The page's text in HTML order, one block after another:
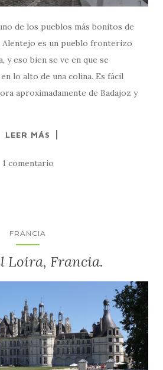
de los pueblos más bonitos de
Alentejo es un pueblo fronterizo
y eso bien se ve en que se
lo alto de una colina. Es fácil
aproximadamente de Badajoz y
LEER MÁS
1 comentario
FRANCIA
Loira, Francia.